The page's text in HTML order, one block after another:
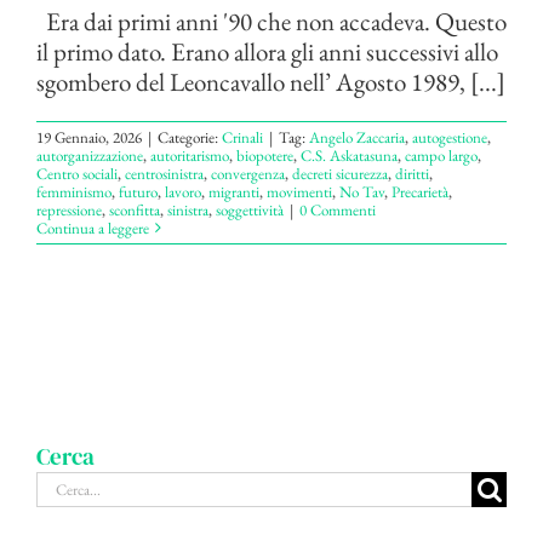
Era dai primi anni '90 che non accadeva. Questo
il primo dato. Erano allora gli anni successivi allo
sgombero del Leoncavallo nell’ Agosto 1989, [...]
19 Gennaio, 2026 | Categorie:Crinali | Tag:Angelo Zaccaria,autogestione,
autorganizzazione,autoritarismo,biopotere,C.S. Askatasuna,campo largo,
Centro sociali,centrosinistra,convergenza,decreti sicurezza,diritti,
femminismo,futuro,lavoro,migranti,movimenti,No Tav,Precarietà,
repressione,sconfitta,sinistra,soggettività | 0 Commenti
Continua a leggere
Cerca
Cerca
per: